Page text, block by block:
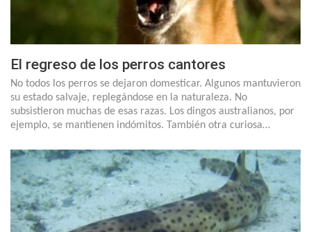
El regreso de los perros cantores
No todos los perros se dejaron domesticar. Algunos mantuvieron
su estado salvaje, replegándose en la naturaleza. No
subsistieron muchas de esas razas. Los dingos australianos, por
ejemplo, se mantienen indómitos. También otra curiosa…